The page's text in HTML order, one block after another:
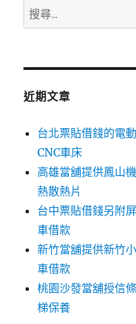
搜
尋
鍵
近期文章
台北票貼借錢的電
CNC車床
高雄當舖提供鳳山
熱散熱片
台中票貼借錢另附
車借款
新竹當舖提供新竹
車借款
桃園沙發當舖授信
梯保養